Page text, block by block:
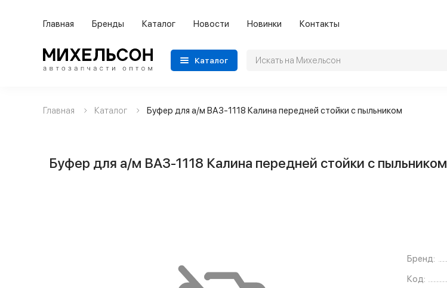
Главная Бренды Каталог Новости Новинки Контакты
Каталог
Применяемость
Категории автозапчастей
Главная Каталог Буфер для а/м ВАЗ-1118 Калина передней стойки с пыльником
Буфер для а/м ВАЗ-1118 Калина передней стойки с пыльником
Бренд:
Код: